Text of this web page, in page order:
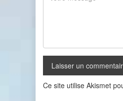
Ce site utilise Akismet